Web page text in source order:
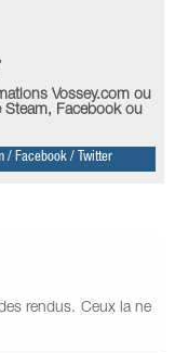
Vossey.com ou
Steam, Facebook ou
/ Facebook / Twitter
rendus. Ceux la ne